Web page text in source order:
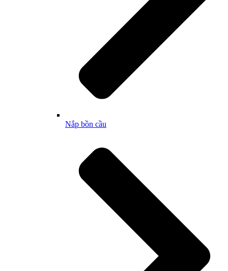
Nắp bồn cầu